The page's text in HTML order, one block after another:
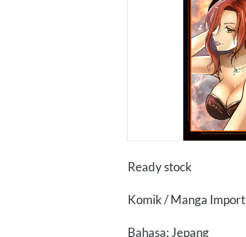
Ready stock
Komik / Manga
Bahasa: Jepang